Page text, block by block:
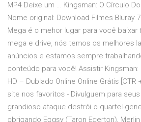
MP4 Deixe um … Kingsman: O Círculo
Nome original: Download Filmes Bluray
Mega é o mehor lugar para você
mega e drive, nós temos os melhores
anúncios e estamos sempre
conteúdo para você! Assistir Kingsman:
HD – Dublado Online Online Grátis
site nos favoritos - Divulguem para seus
grandioso ataque destrói o quartel-
obrigando Eggsy (Taron Egerton),